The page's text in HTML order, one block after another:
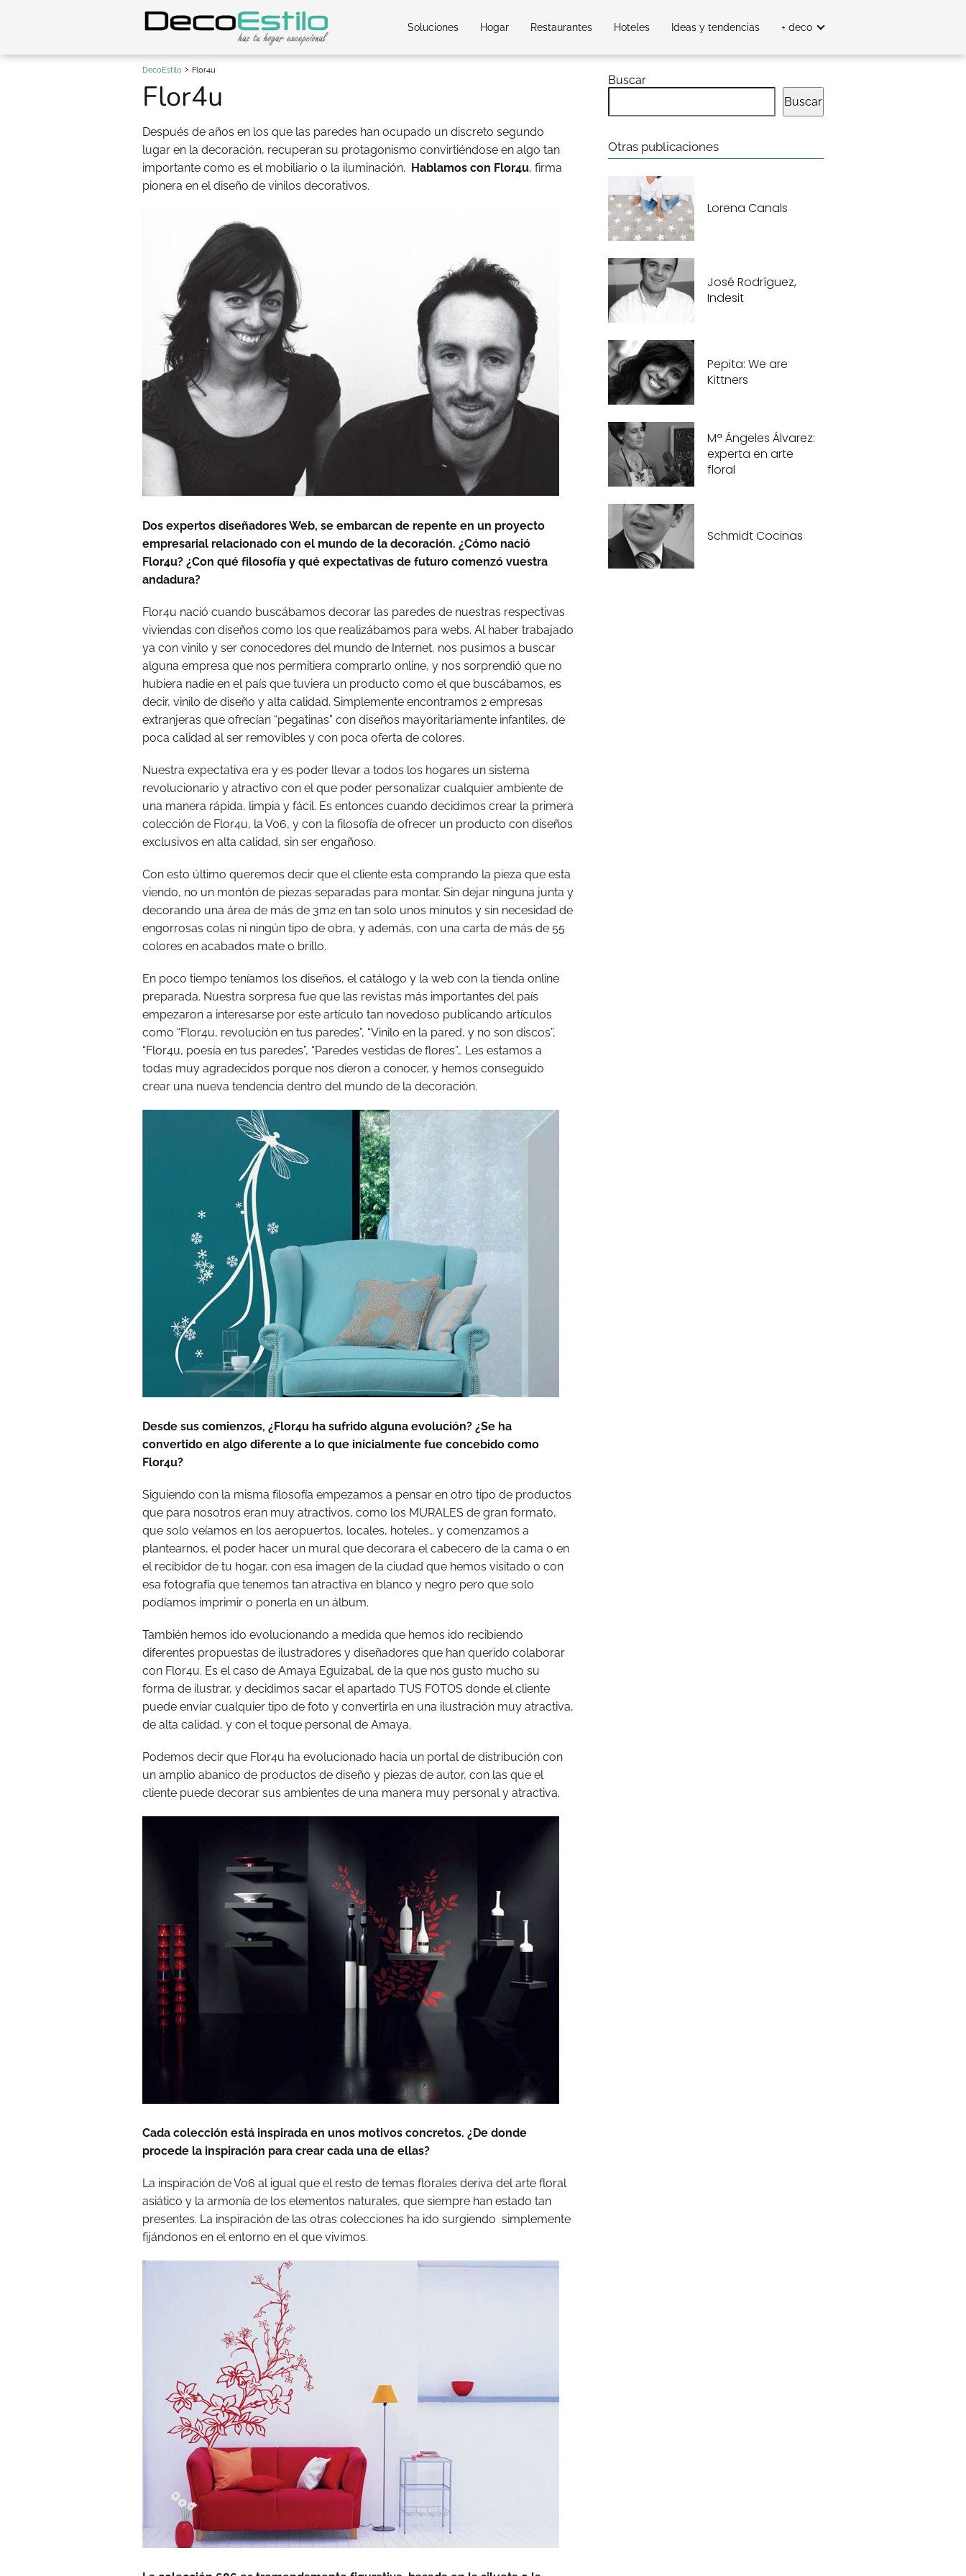
Soluciones Hogar Restaurantes Hoteles Ideas y tendencias + deco
DecoEstilo Flor4u
Flor4u
Después de años en los que las paredes han ocupado un discreto segundo
lugar en la decoración, recuperan su protagonismo convirtiéndose en algo tan
importante como es el mobiliario o la iluminación. Hablamos con Flor4u, firma
pionera en el diseño de vinilos decorativos.
Dos expertos diseñadores Web, se embarcan de repente en un proyecto
empresarial relacionado con el mundo de la decoración. ¿Cómo nació
Flor4u? ¿Con qué filosofía y qué expectativas de futuro comenzó vuestra
andadura?
Flor4u nació cuando buscábamos decorar las paredes de nuestras respectivas
viviendas con diseños como los que realizábamos para webs. Al haber trabajado
ya con vinilo y ser conocedores del mundo de Internet, nos pusimos a buscar
alguna empresa que nos permitiera comprarlo online, y nos sorprendió que no
hubiera nadie en el país que tuviera un producto como el que buscábamos, es
decir, vinilo de diseño y alta calidad. Simplemente encontramos 2 empresas
extranjeras que ofrecían “pegatinas” con diseños mayoritariamente infantiles, de
poca calidad al ser removibles y con poca oferta de colores.
Nuestra expectativa era y es poder llevar a todos los hogares un sistema
revolucionario y atractivo con el que poder personalizar cualquier ambiente de
una manera rápida, limpia y fácil. Es entonces cuando decidimos crear la primera
colección de Flor4u, la V06, y con la filosofía de ofrecer un producto con diseños
exclusivos en alta calidad, sin ser engañoso.
Con esto último queremos decir que el cliente esta comprando la pieza que esta
viendo, no un montón de piezas separadas para montar. Sin dejar ninguna junta y
decorando una área de más de 3m2 en tan solo unos minutos y sin necesidad de
engorrosas colas ni ningún tipo de obra, y además, con una carta de más de 55
colores en acabados mate o brillo.
En poco tiempo teníamos los diseños, el catálogo y la web con la tienda online
preparada. Nuestra sorpresa fue que las revistas más importantes del país
empezaron a interesarse por este artículo tan novedoso publicando artículos
como “Flor4u, revolución en tus paredes”, “Vinilo en la pared, y no son discos”,
“Flor4u, poesía en tus paredes”, “Paredes vestidas de flores”… Les estamos a
todas muy agradecidos porque nos dieron a conocer, y hemos conseguido
crear una nueva tendencia dentro del mundo de la decoración.
Desde sus comienzos, ¿Flor4u ha sufrido alguna evolución? ¿Se ha
convertido en algo diferente a lo que inicialmente fue concebido como
Flor4u?
Siguiendo con la misma filosofía empezamos a pensar en otro tipo de productos
que para nosotros eran muy atractivos, como los MURALES de gran formato,
que solo veíamos en los aeropuertos, locales, hoteles… y comenzamos a
plantearnos, el poder hacer un mural que decorara el cabecero de la cama o en
el recibidor de tu hogar, con esa imagen de la ciudad que hemos visitado o con
esa fotografía que tenemos tan atractiva en blanco y negro pero que solo
podíamos imprimir o ponerla en un álbum.
También hemos ido evolucionando a medida que hemos ido recibiendo
diferentes propuestas de ilustradores y diseñadores que han querido colaborar
con Flor4u. Es el caso de Amaya Eguizabal, de la que nos gusto mucho su
forma de ilustrar, y decidimos sacar el apartado TUS FOTOS donde el cliente
puede enviar cualquier tipo de foto y convertirla en una ilustración muy atractiva,
de alta calidad, y con el toque personal de Amaya.
Podemos decir que Flor4u ha evolucionado hacia un portal de distribución con
un amplio abanico de productos de diseño y piezas de autor, con las que el
cliente puede decorar sus ambientes de una manera muy personal y atractiva.
Cada colección está inspirada en unos motivos concretos. ¿De donde
procede la inspiración para crear cada una de ellas?
La inspiración de V06 al igual que el resto de temas florales deriva del arte floral
asiático y la armonía de los elementos naturales, que siempre han estado tan
presentes. La inspiración de las otras colecciones ha ido surgiendo simplemente
fijándonos en el entorno en el que vivimos.
Buscar
Buscar
Otras publicaciones
Lorena Canals
José Rodríguez,
Indesit
Pepita: We are
Kittners
Mª Ángeles Álvarez:
experta en arte
floral
Schmidt Cocinas